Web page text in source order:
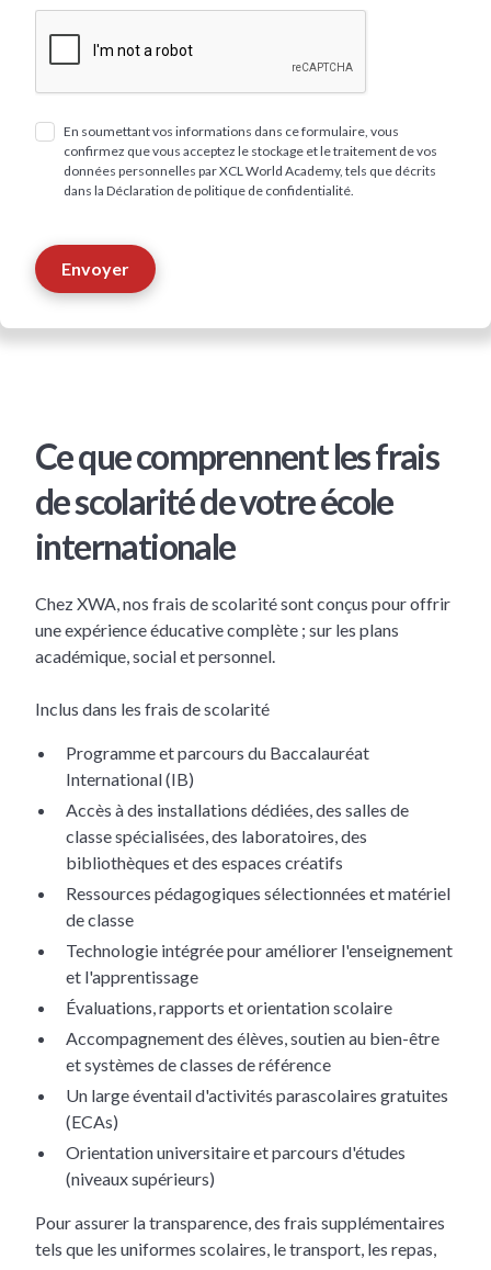
En soumettant vos informations dans ce formulaire, vous
confirmez que vous acceptez le stockage et le traitement de vos
données personnelles par XCL World Academy, tels que décrits
dans la Déclaration de politique de confidentialité.
Ce que comprennent les frais
de scolarité de votre école
internationale
Chez XWA, nos frais de scolarité sont conçus pour offrir
une expérience éducative complète ; sur les plans
académique, social et personnel.
Inclus dans les frais de scolarité
Programme et parcours du Baccalauréat
International (IB)
Accès à des installations dédiées, des salles de
classe spécialisées, des laboratoires, des
bibliothèques et des espaces créatifs
Ressources pédagogiques sélectionnées et matériel
de classe
Technologie intégrée pour améliorer l'enseignement
et l'apprentissage
Évaluations, rapports et orientation scolaire
Accompagnement des élèves, soutien au bien-être
et systèmes de classes de référence
Un large éventail d'activités parascolaires gratuites
(ECAs)
Orientation universitaire et parcours d'études
(niveaux supérieurs)
Pour assurer la transparence, des frais supplémentaires
tels que les uniformes scolaires, le transport, les repas,